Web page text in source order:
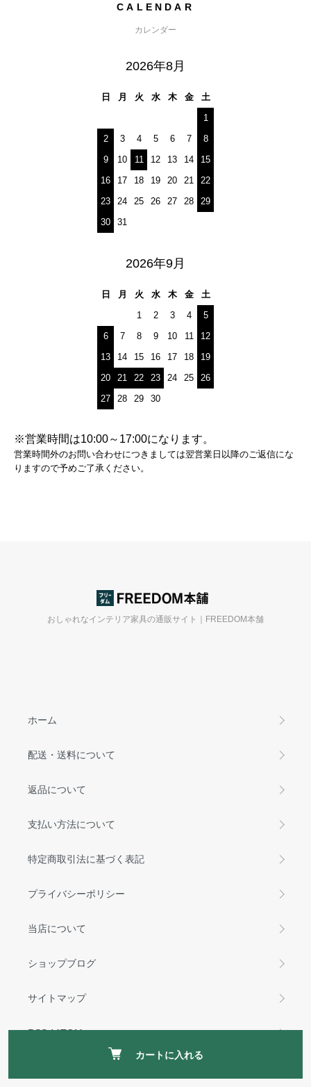
カートに入れる
CALENDAR
カレンダー
2026年8月
日 月 火 水 木 金
土
1
2
3 4 5 6 7
8
9
10 11 12 13 14
15
16
17 18 19 20 21
22
23
24 25 26 27 28
29
30
31
2026年9月
日 月 火 水 木 金
土
1
2 3 4
5
6
7 8 9 10 11
12
13
14 15 16 17 18
19
20
21 22 23 24 25
26
27
28 29 30
※営業時間は10:00～17:00になります。
営業時間外のお問い合わせにつきましては翌営業日以降のご返信にな
りますので予めご了承ください。
おしゃれなインテリア家具の通販サイト｜FREEDOM本舗
ホーム
配送・送料について
返品について
支払い方法について
特定商取引法に基づく表記
プライバシーポリシー
当店について
ショップブログ
サイトマップ
RSS/ATOM